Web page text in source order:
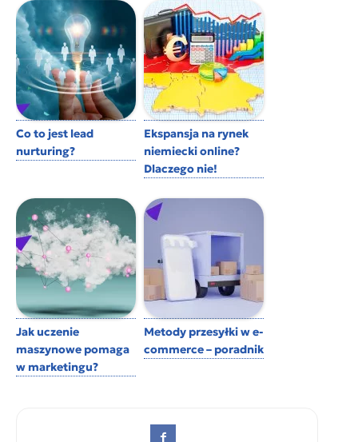
Co to jest lead
nurturing?
Ekspansja na rynek
niemiecki online?
Dlaczego nie!
Jak uczenie
maszynowe pomaga
w marketingu?
Metody przesyłki w e-
commerce – poradnik